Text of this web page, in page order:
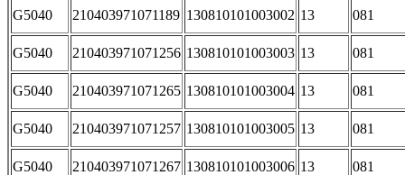
G5040 210403971071189 130810101003002 13 081
G5040 210403971071256 130810101003003 13 081
G5040 210403971071265 130810101003004 13 081
G5040 210403971071257 130810101003005 13 081
G5040 210403971071267 130810101003006 13 081